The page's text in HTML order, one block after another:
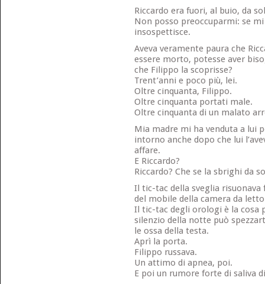
Riccardo era fuori, al buio, da
Non posso preoccuparmi: se
insospettisce.
Aveva veramente paura che
essere morto, potesse aver
che Filippo la scoprisse?
Trent’anni e poco più, lei.
Oltre cinquanta, Filippo.
Oltre cinquanta portati male.
Oltre cinquanta di un malato
Mia madre mi ha venduta a lui
intorno anche dopo che lui
affare.
E Riccardo?
Riccardo? Che se la sbrighi da
Il tic-tac della sveglia
del mobile della camera da
Il tic-tac degli orologi è la cosa
silenzio della notte può
le ossa della testa.
Aprì la porta.
Filippo russava.
Un attimo di apnea, poi.
E poi un rumore forte di saliva